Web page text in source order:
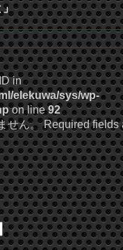
」
in
elekuwa/sys/wp-
on line92
せん。 Required fields